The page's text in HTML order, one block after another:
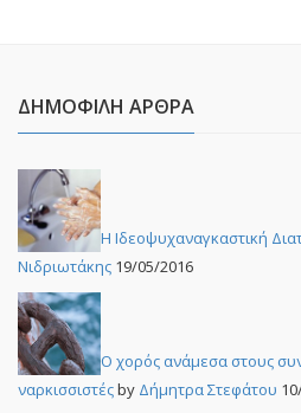
ΔΗΜΟΦΙΛΉ ΆΡΘΡΑ
Η Ιδεοψυχαναγκαστική
Νιδριωτάκης 19/05/2016
Ο χορός ανάμεσα στους
ναρκισσιστέςby Δήμητρα Στεφάτου